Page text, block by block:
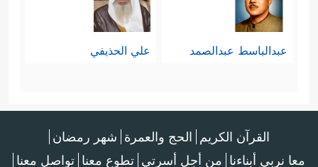
عبدالباسط عبدالصمد علي الحذيفي
القرآن الكريم الحج والعمرة شهر رمضان
معا نربي أبناءنا من أجل أسرتي تطوع معنا تواصل معنا